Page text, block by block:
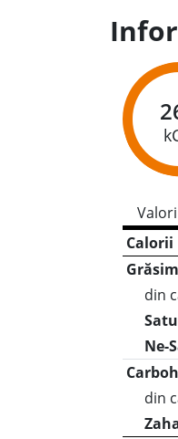
Calorii
din
Ne-
din